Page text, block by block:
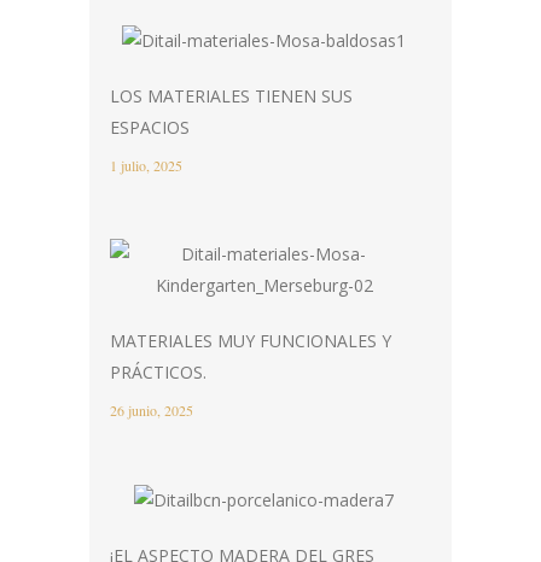
LOS MATERIALES TIENEN SUS
ESPACIOS
1 julio, 2025
MATERIALES MUY FUNCIONALES Y
PRÁCTICOS.
26 junio, 2025
¡EL ASPECTO MADERA DEL GRES